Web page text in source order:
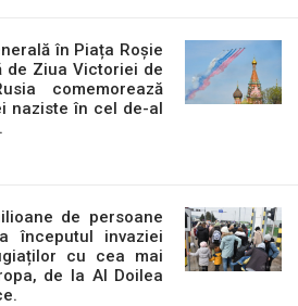
în Piața Roșie
de Ziua Victoriei de
comemorează
naziste în cel de-al
de persoane
începutul invaziei
cu cea mai
de la Al Doilea